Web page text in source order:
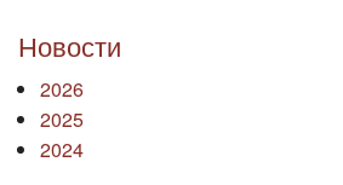
Новости
2026
2025
2024